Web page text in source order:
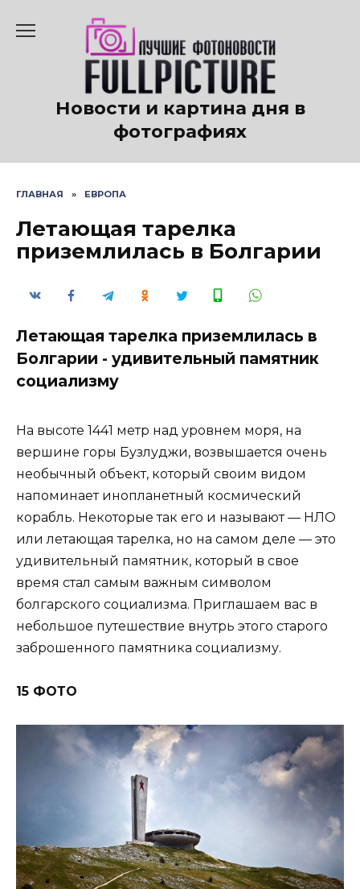
содержанию
Новости и картина дня в
фотографиях
ГЛАВНАЯ » ЕВРОПА
Летающая тарелка
приземлилась в Болгарии
Летающая тарелка приземлилась в
Болгарии - удивительный памятник
социализму
На высоте 1441 метр над уровнем моря, на
вершине горы Бузлуджи, возвышается очень
необычный объект, который своим видом
напоминает инопланетный космический
корабль. Некоторые так его и называют — НЛО
или летающая тарелка, но на самом деле — это
удивительный памятник, который в свое
время стал самым важным символом
болгарского социализма. Приглашаем вас в
небольшое путешествие внутрь этого старого
заброшенного памятника социализму.
15 ФОТО